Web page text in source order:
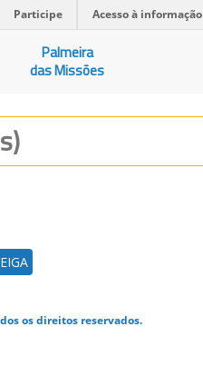
Participe Acesso à informação
Palmeira
das Missões
os direitos reservados.